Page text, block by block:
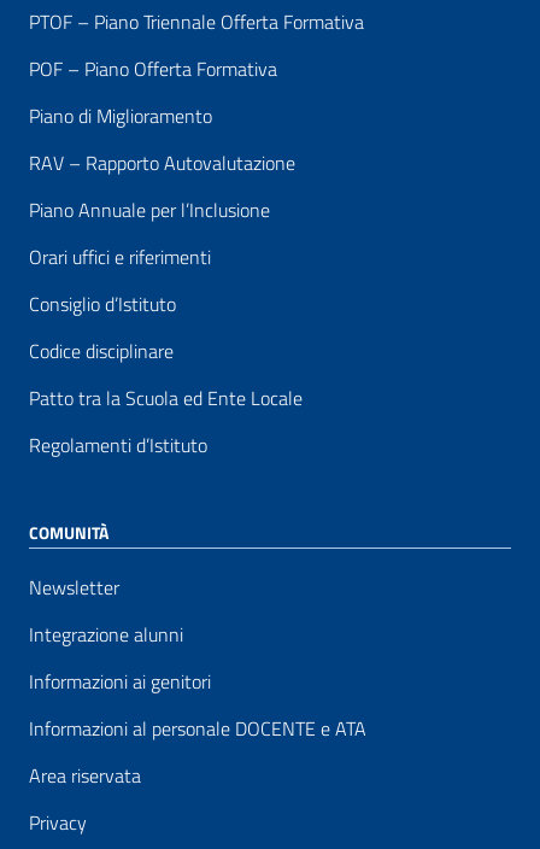
PTOF – Piano Triennale Offerta Formativa
POF – Piano Offerta Formativa
Piano di Miglioramento
RAV – Rapporto Autovalutazione
Piano Annuale per l’Inclusione
Orari uffici e riferimenti
Consiglio d’Istituto
Codice disciplinare
Patto tra la Scuola ed Ente Locale
Regolamenti d’Istituto
COMUNITÀ
Newsletter
Integrazione alunni
Informazioni ai genitori
Informazioni al personale DOCENTE e ATA
Area riservata
Privacy